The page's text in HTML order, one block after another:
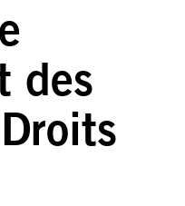
des